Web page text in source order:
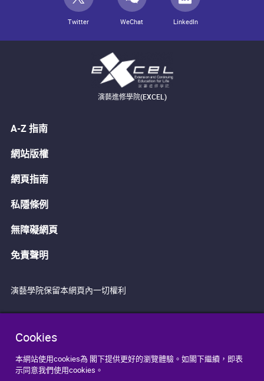
Cookies
本網站使用cookies為 閣下提供更好的瀏覽體驗。如閣下繼續，即表
示同意我們使用cookies。
Twitter WeChat LinkedIn
演藝進修學院(EXCEL)
A-Z 指南
網站版權
網頁指南
私隱條例
無障礙網頁
免責聲明
演藝學院保留本網頁內一切權利